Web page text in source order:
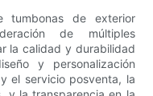
tumbonas de exterior
de múltiples
la calidad y durabilidad
y personalización
el servicio posventa, la